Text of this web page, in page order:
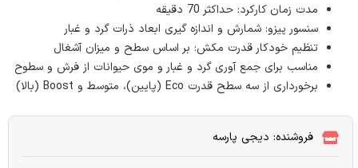
مدت زمان کارکرد: حداکثر 70 دقیقه
سنسور پیزو: شمارش و اندازه گیری ابعاد ذرات گرد و غبار
تنظیم خودکار قدرت مکش: بر اساس سطح و میزان آشغال
مناسب برای جمع آوری گرد و غبار و موی حیوانات از فرش و سطوح
برخورداری از سه سطح قدرت Eco (پایین)، متوسط و Boost (بالا)
فروشنده: دیجی پارسه